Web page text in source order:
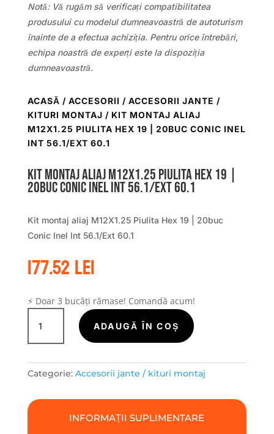
Notă: Vă rugăm să verificați compatibilitatea
produsului cu modelul dumneavoastră de autoturism
înainte de a efectua achiziția. Pentru orice întrebări,
echipa noastră de experți este la dispoziția
dumneavoastră.
ACASĂ / ACCESORII / ACCESORII JANTE /
KITURI MONTAJ / KIT MONTAJ ALIAJ
M12X1.25 PIULITA HEX 19 | 20BUC CONIC INEL
INT 56.1/EXT 60.1
Kit montaj aliaj M12X1.25 Piulita Hex 19 |
20buc Conic Inel Int 56.1/Ext 60.1
Kit montaj aliaj M12X1.25 Piulita Hex 19 | 20buc
Conic Inel Int 56.1/Ext 60.1
177.52lei
⚡ Doar 3 bucăți rămase! Comandă acum!
Cantitate
montaj
M12X1.25
Hex
19
ADAUGĂ ÎN COȘ
Categorie: Accesorii jante / kituri montaj
INFORMAȚII SUPLIMENTARE